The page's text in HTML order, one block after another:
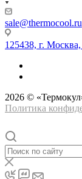
sale@thermocool.ru
125438, г.
2026 ©
Политика